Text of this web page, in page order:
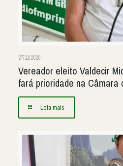
27/11/2020
Vereador eleito Valdecir
fará prioridade na Câmara
Leia mais